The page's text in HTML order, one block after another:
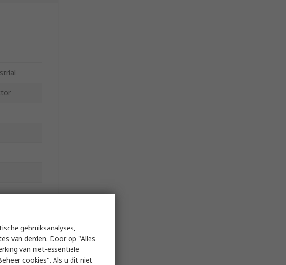
gebruiksanalyses,
van derden. Door op "Alles
van niet-essentiële
cookies". Als u dit niet